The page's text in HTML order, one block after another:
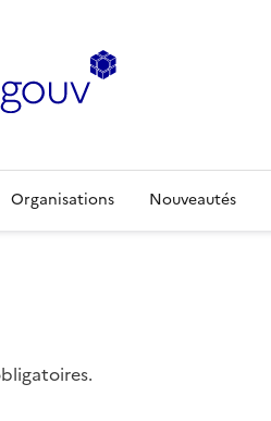
Organisations Nouveautés